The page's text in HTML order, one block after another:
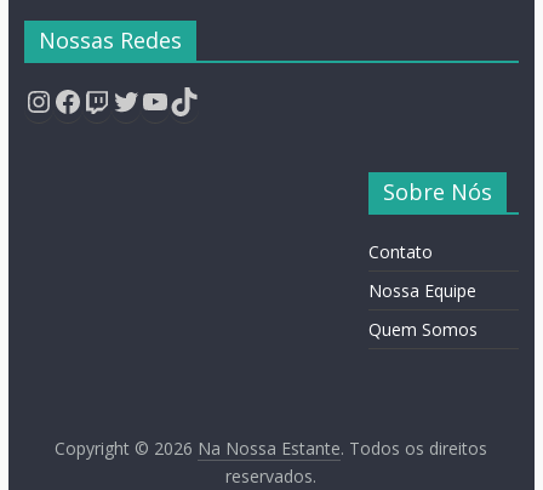
Nossas Redes
Instagram
Facebook
Twitch
Twitter
YouTube
TikTok
Sobre Nós
Contato
Nossa Equipe
Quem Somos
Copyright © 2026 Na Nossa Estante. Todos os direitos
reservados.